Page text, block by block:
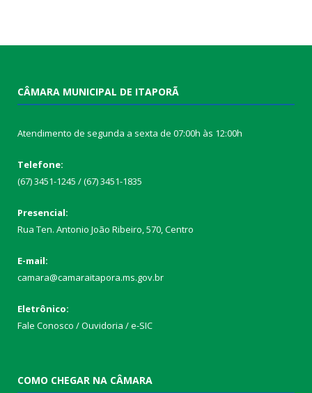
CÂMARA MUNICIPAL DE ITAPORÃ
Atendimento de segunda a sexta de 07:00h às 12:00h
Telefone:
(67) 3451-1245 / (67) 3451-1835
Presencial:
Rua Ten. Antonio João Ribeiro, 570, Centro
E-mail:
camara@camaraitapora.ms.gov.br
Eletrônico:
Fale Conosco / Ouvidoria / e-SIC
COMO CHEGAR NA CÂMARA